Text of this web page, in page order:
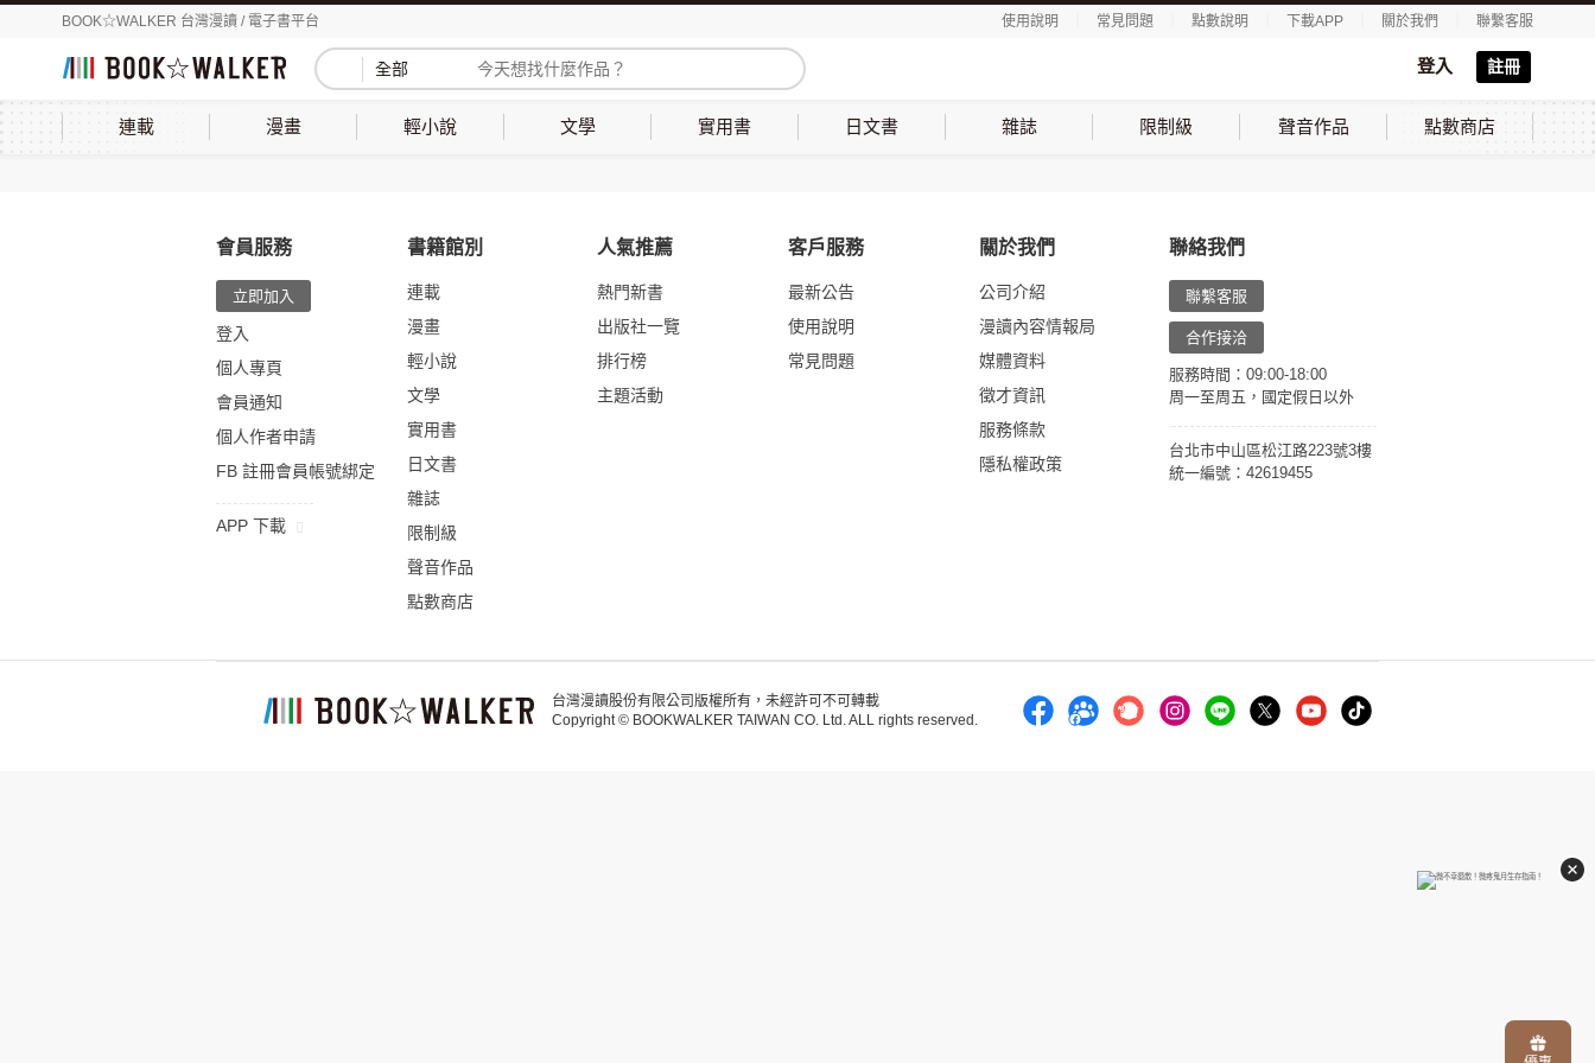
BOOK☆WALKER 台灣漫讀 / 電子書平台 使用說明 常見問題 點數說明 下載APP 關於我們 聯繫客服
全部 登入 註冊
連載 漫畫 輕小說 文學 實用書 日文書 雜誌 限制級 聲音作品 點數商店
會員服務
立即加入
登入
個人專頁
會員通知
個人作者申請
FB 註冊會員帳號綁定
APP 下載
書籍館別
連載
漫畫
輕小說
文學
實用書
日文書
雜誌
限制級
聲音作品
點數商店
人氣推薦
熱門新書
出版社一覽
排行榜
主題活動
客戶服務
最新公告
使用說明
常見問題
關於我們
公司介紹
漫讀內容情報局
媒體資料
徵才資訊
服務條款
隱私權政策
聯絡我們
聯繫客服
合作接洽
服務時間：09:00-18:00
周一至周五，國定假日以外
台北市中山區松江路223號3樓
統一編號：42619455
台灣漫讀股份有限公司版權所有，未經許可不可轉載
Copyright © BOOKWALKER TAIWAN CO. Ltd. ALL rights reserved.